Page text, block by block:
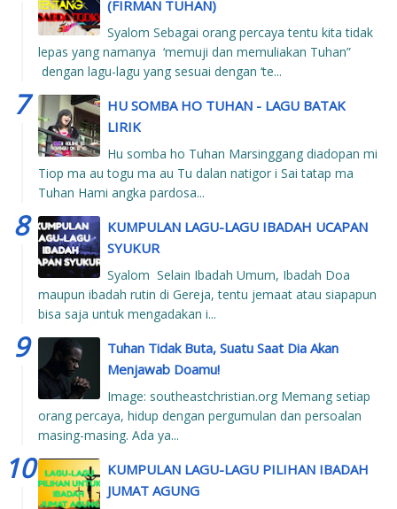
(FIRMAN TUHAN)
Syalom Sebagai orang percaya tentu kita tidak
lepas yang namanya ‘memuji dan memuliakan Tuhan”
dengan lagu-lagu yang sesuai dengan ‘te...
HU SOMBA HO TUHAN - LAGU BATAK
LIRIK
Hu somba ho Tuhan Marsinggang diadopan mi
Tiop ma au togu ma au Tu dalan natigor i Sai tatap ma
Tuhan Hami angka pardosa...
KUMPULAN LAGU-LAGU IBADAH UCAPAN
SYUKUR
Syalom Selain Ibadah Umum, Ibadah Doa
maupun ibadah rutin di Gereja, tentu jemaat atau siapapun
bisa saja untuk mengadakan i...
Tuhan Tidak Buta, Suatu Saat Dia Akan
Menjawab Doamu!
Image: southeastchristian.org Memang setiap
orang percaya, hidup dengan pergumulan dan persoalan
masing-masing. Ada ya...
KUMPULAN LAGU-LAGU PILIHAN IBADAH
JUMAT AGUNG